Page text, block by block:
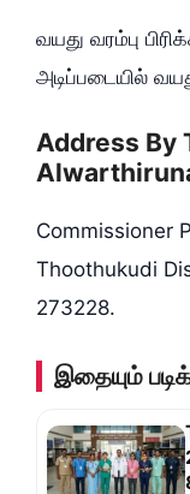
வயது வரம்பு
அடிப்படையில்
Address By
Commissioner
Thoothukudi
273228.
இதையும்